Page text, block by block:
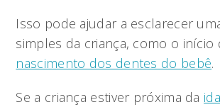
Isso pode ajudar a esclarecer
simples da criança, como o início
nascimento dos dentes do bebê.
Se a criança estiver próxima da